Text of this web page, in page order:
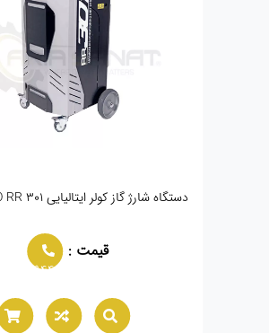
دستگاه شارژ گاز کولر ایتالیایی TOPAUTO RR 301
قیمت :
02166021944